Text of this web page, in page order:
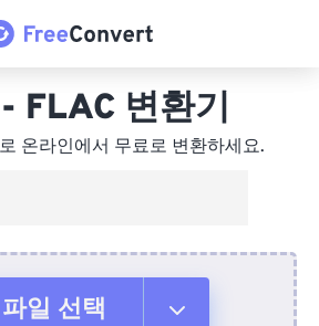
FLAC 변환기
온라인에서 무료로 변환하세요.
파일 선택